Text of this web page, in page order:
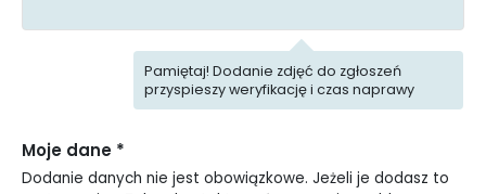
Pamiętaj! Dodanie zdjęć do zgłoszeń
przyspieszy weryfikację i czas naprawy
Moje dane *
Dodanie danych nie jest obowiązkowe. Jeżeli je dodasz to